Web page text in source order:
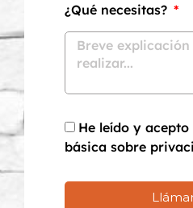
¿Qué necesitas?
He leído y
básica sobre